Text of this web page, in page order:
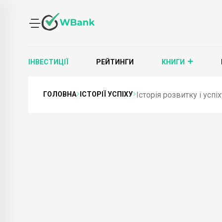
ІНВЕСТИЦІЇ РЕЙТИНГИ КНИГИ
ГОЛОВНА ІСТОРІЇ УСПІХУ Історія розвитку і